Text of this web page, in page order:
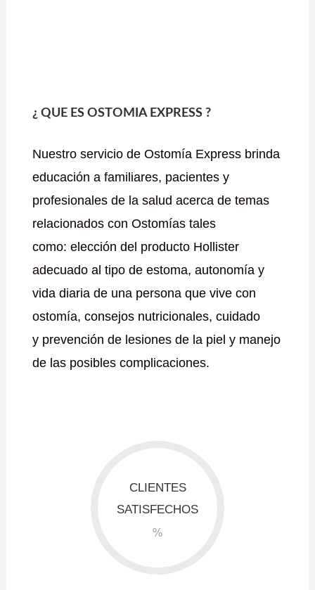
¿ QUE ES OSTOMIA EXPRESS ?
Nuestro servicio de Ostomía Express brinda
educación a familiares, pacientes y
profesionales de la salud acerca de temas
relacionados con Ostomías tales
como: elección del producto Hollister
adecuado al tipo de estoma, autonomía y
vida diaria de una persona que vive con
ostomía, consejos nutricionales, cuidado
y prevención de lesiones de la piel y manejo
de las posibles complicaciones.
CLIENTES
SATISFECHOS
%